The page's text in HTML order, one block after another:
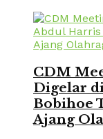
CDM
Digelar
Bobihoe
Ajang